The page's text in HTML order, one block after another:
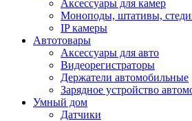
Аксессуары для камер
Моноподы, штативы,
IP камеры
Автотовары
Аксессуары для авто
Видеорегистраторы
Держатели автомобильные
Зарядное устройство
Умный дом
Датчики